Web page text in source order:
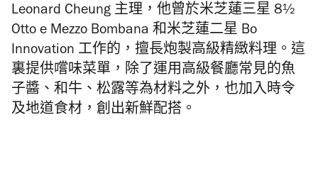
Leonard Cheung 主理，他曾於米芝蓮三星 8½
Otto e Mezzo Bombana 和米芝蓮二星 Bo
Innovation 工作的，擅長炮製高級精緻料理。這
裏提供嚐味菜單，除了運用高級餐廳常見的魚
子醬、和牛、松露等為材料之外，也加入時令
及地道食材，創出新鮮配搭。